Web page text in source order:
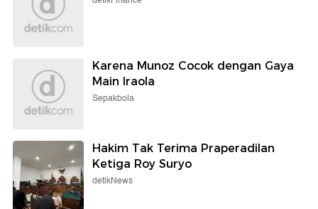
Karena Munoz Cocok dengan Gaya
Main Iraola
Sepakbola
Hakim Tak Terima Praperadilan
Ketiga Roy Suryo
detikNews